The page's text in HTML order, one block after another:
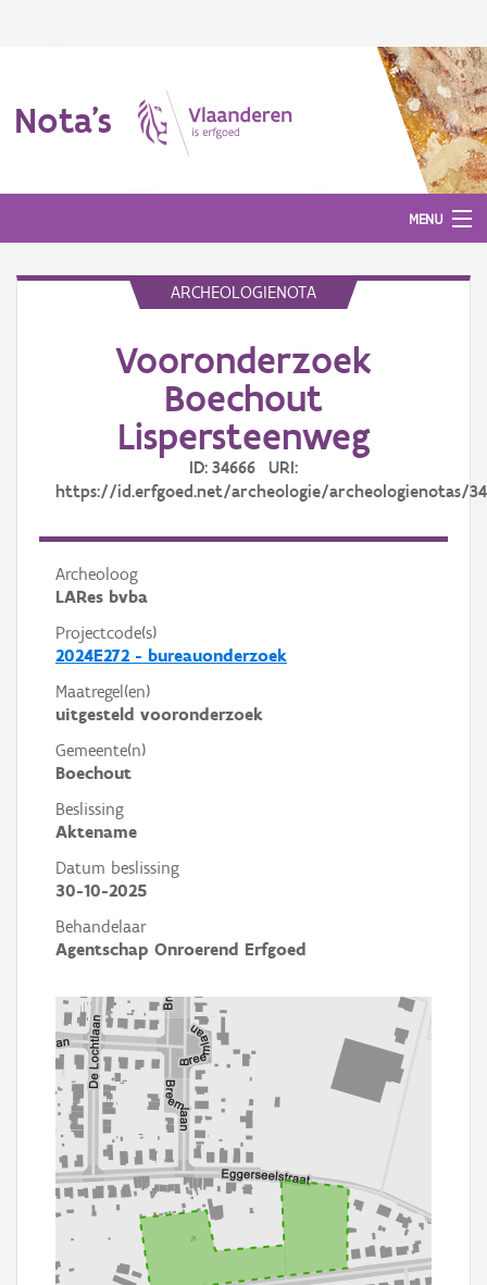
Nota's
MENU
ARCHEOLOGIENOTA
Vooronderzoek
Boechout
Lispersteenweg
ID: 34666 URI:
https://id.erfgoed.net/archeologie/archeologienotas/
Archeoloog
LARes bvba
Projectcode(s)
2024E272 - bureauonderzoek
Maatregel(en)
uitgesteld vooronderzoek
Gemeente(n)
Boechout
Beslissing
Aktename
Datum beslissing
30-10-2025
Behandelaar
Agentschap Onroerend Erfgoed